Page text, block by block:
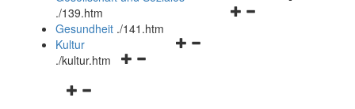
Navigationsmenü
./139.htm
Navigationsmenü
Gesundheit ./141.htm
Navigationsmenü
Kultur
./kultur.htm
Navigationsmenü